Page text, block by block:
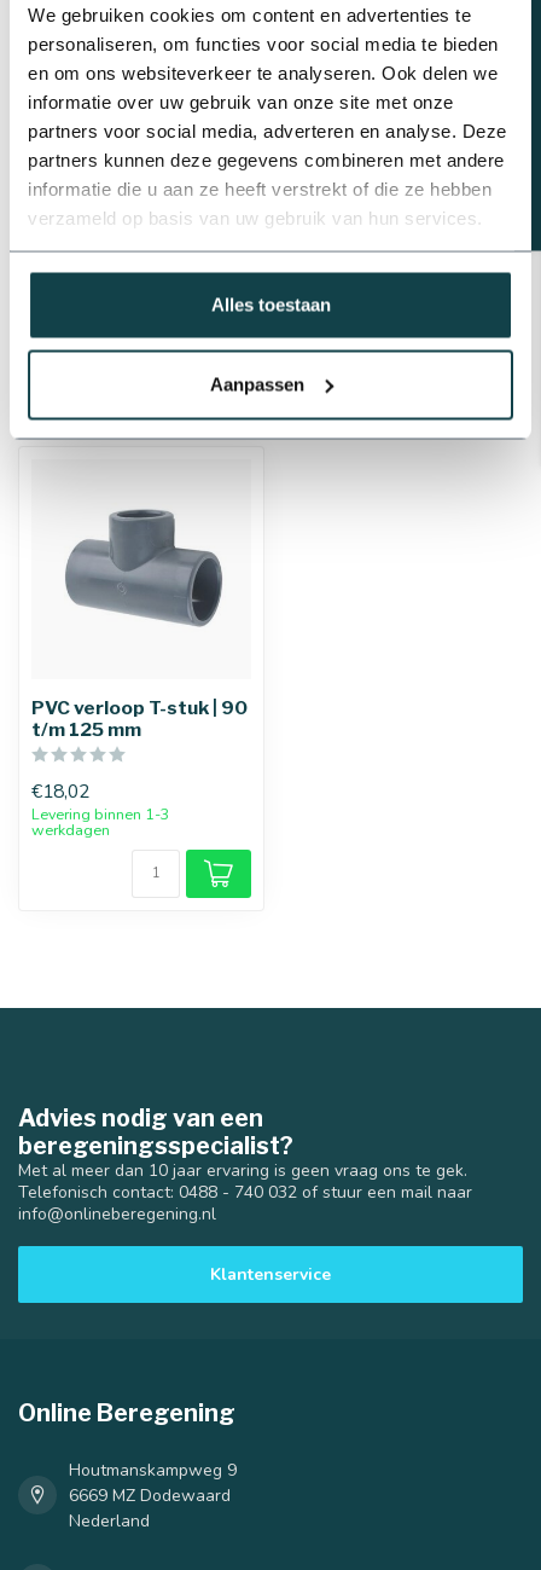
We gebruiken cookies om content en advertenties te
personaliseren, om functies voor social media te bieden
en om ons websiteverkeer te analyseren. Ook delen we
informatie over uw gebruik van onze site met onze
partners voor social media, adverteren en analyse. Deze
partners kunnen deze gegevens combineren met andere
informatie die u aan ze heeft verstrekt of die ze hebben
verzameld op basis van uw gebruik van hun services.
Alles toestaan
Aanpassen
Op voorraad
Plasson PVC verloop T-stuk | 20
t/m 75 mm
Op voorraad
€0,93
Professioneel advies
Recent bekeken
PVC verloop T-stuk | 90
t/m 125 mm
€18,02
Levering binnen 1-3
werkdagen
Advies nodig van een
beregeningsspecialist?
Met al meer dan 10 jaar ervaring is geen vraag ons te gek.
Telefonisch contact: 0488 - 740 032 of stuur een mail naar
info@onlineberegening.nl
Klantenservice
Online Beregening
Houtmanskampweg 9
6669 MZ Dodewaard
Nederland
Beregeningsplan?